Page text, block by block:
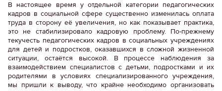
В настоящее время у отдельной категории педагогических
кадров в социальной сфере существенно изменилась оплата
труда в сторону её увеличения, но как показывает практика,
это не стабилизировало кадровую проблему. По-прежнему
текучесть педагогических кадров в социальных учреждениях
для детей и подростков, оказавшихся в сложной жизненной
ситуации, остаётся высокой. В процессе наблюдения за
взаимодействием специалистов с детьми, подростками и их
родителями в условиях специализированного учреждения,
мы пришли к выводу, что крайне необходимо организовать